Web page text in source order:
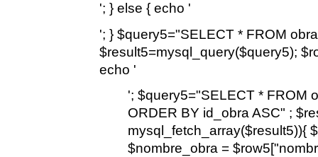
'; } else { echo '
'; } $query5="SELECT * FROM
$result5=mysql_query($query5);
echo '
'; $query5="SELECT * FROM
ORDER BY id_obra ASC" ;
mysql_fetch_array($result5)){
$nombre_obra =